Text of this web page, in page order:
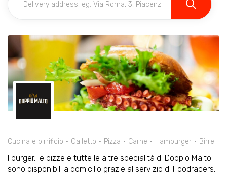
Cucina e birrificio Galletto Pizza Carne Hamburger Birre
I burger, le pizze e tutte le altre specialità di Doppio Malto
sono disponibili a domicilio grazie al servizio di Foodracers.